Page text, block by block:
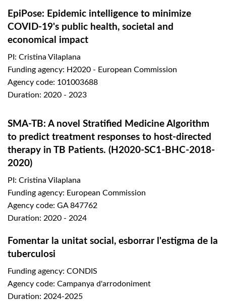
EpiPose: Epidemic intelligence to minimize
COVID-19's public health, societal and
economical impact
PI: Cristina Vilaplana
Funding agency: H2020 - European Commission
Agency code: 101003688
Duration: 2020 - 2023
SMA-TB: A novel Stratified Medicine Algorithm
to predict treatment responses to host-directed
therapy in TB Patients. (H2020-SC1-BHC-2018-
2020)
PI: Cristina Vilaplana
Funding agency: European Commission
Agency code: GA 847762
Duration: 2020 - 2024
Fomentar la unitat social, esborrar l'estigma de la
tuberculosi
Funding agency: CONDIS
Agency code: Campanya d'arrodoniment
Duration: 2024-2025